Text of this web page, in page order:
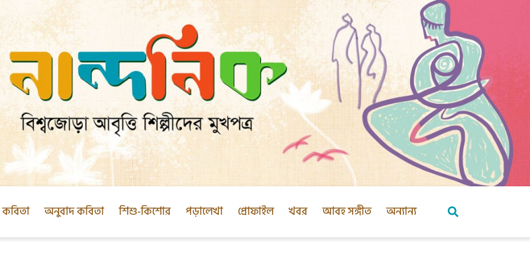
কবিতা অনুবাদ কবিতা শিশু-কিশোর পড়ালেখা প্রোফাইল খবর আবহ সঙ্গীত অন্যান্য